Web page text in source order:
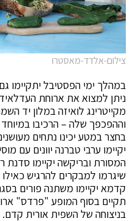
צילום-אלדד-מאסטרו
במהלך ימי הפסטיבל יתקיימו
ניתן למצוא את ארוחת
מקייטרינג לואיזה במלון יד
וההפכפך שלה – הרכיבו
בחצר במטע יכינו נתחים
יקיימו ערבי טברנה יוונים עם
המסורת ובריקשה יקיימו סדנת
שיגרמו למבקרים להרגיש
קדמא יקיימו משתנה פורים
תקיים בסוף המופע "פרדס"
בניצוחה של השפית אורית